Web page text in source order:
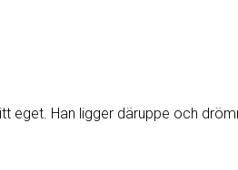
eget. Han ligger däruppe och